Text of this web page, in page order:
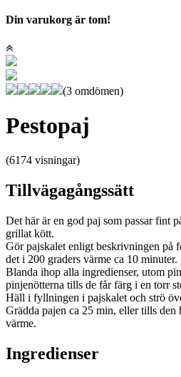
Din varukorg är tom!
(3 omdömen)
Pestopaj
(6174 visningar)
Tillvägagångssätt
Det här är en god paj som passar fint
grillat kött.
Gör pajskalet enligt beskrivningen på
det i 200 graders värme ca 10 minuter.
Blanda ihop alla ingredienser, utom
pinjenötterna tills de får färg i en torr
Häll i fyllningen i pajskalet och strö
Grädda pajen ca 25 min, eller tills
värme.
Ingredienser